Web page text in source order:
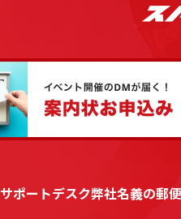
サポートデスク弊社名義の郵